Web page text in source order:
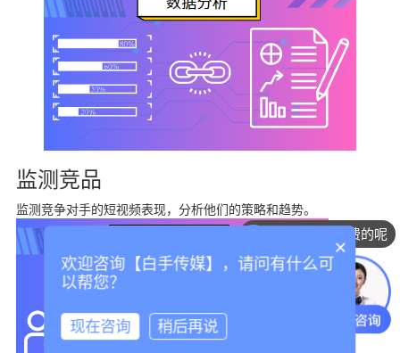
监测竞品
监测竞争对手的短视频表现，分析他们的策略和趋势。
你们是怎么收费的呢
×
欢迎咨询【白手传媒】，请问有什么可
以帮您？
现在咨询 稍后再说